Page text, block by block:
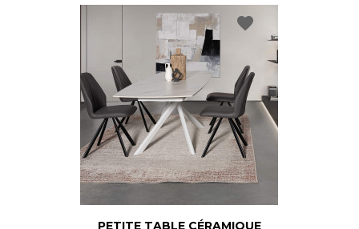
PETITE TABLE CÉRAMIQUE
favorite